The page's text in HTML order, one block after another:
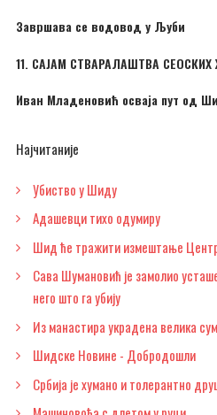
Завршава се водовод у Љуби
11. САЈАМ СТВАРАЛАШТВА
Иван Младеновић осваја пут од
Најчитаније
Убиство у Шиду
Адашевци тихо одумиру
Шид ће тражити измештање
Сава Шумановић је замолио
него што га убију
Из манастира украдена велика
Шидске Новине - Добродошли
Србија је хумано и толерантно